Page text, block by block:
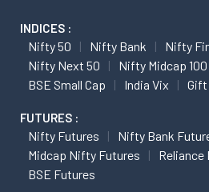
INDICES :
Nifty 50 Nifty Bank
Nifty
Nifty Next 50
Nifty Midcap 100
BSE Small Cap
India Vix
FUTURES :
Nifty Futures
Nifty Bank
Midcap Nifty Futures
Reliance
BSE Futures